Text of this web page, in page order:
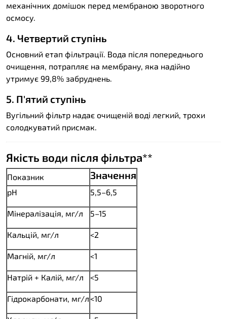
механічних домішок перед мембраною зворотного
осмосу.
4. Четвертий ступінь
Основний етап фільтрації. Вода після попереднього
очищення, потрапляє на мембрану, яка надійно
утримує 99,8% забруднень.
5. П'ятий ступінь
Вугільний фільтр надає очищеній воді легкий, трохи
солодкуватий присмак.
Якість води після фільтра**
Показник Значення
pH 5,5–6,5
Мінералізація, мг/л 5–15
Кальцій, мг/л <2
Магній, мг/л <1
Натрій + Калій, мг/л <5
Гідрокарбонати, мг/л<10